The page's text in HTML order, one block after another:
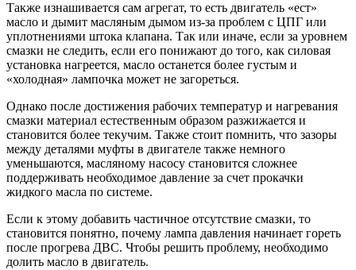
Также изнашивается сам агрегат, то есть двигатель «ест»
масло и дымит масляным дымом из-за проблем с ЦПГ или
уплотнениями штока клапана. Так или иначе, если за уровнем
смазки не следить, если его понижают до того, как силовая
установка нагреется, масло останется более густым и
«холодная» лампочка может не загореться.
Однако после достижения рабочих температур и нагревания
смазки материал естественным образом разжижается и
становится более текучим. Также стоит помнить, что зазоры
между деталями муфты в двигателе также немного
уменьшаются, масляному насосу становится сложнее
поддерживать необходимое давление за счет прокачки
жидкого масла по системе.
Если к этому добавить частичное отсутствие смазки, то
становится понятно, почему лампа давления начинает гореть
после прогрева ДВС. Чтобы решить проблему, необходимо
долить масло в двигатель.